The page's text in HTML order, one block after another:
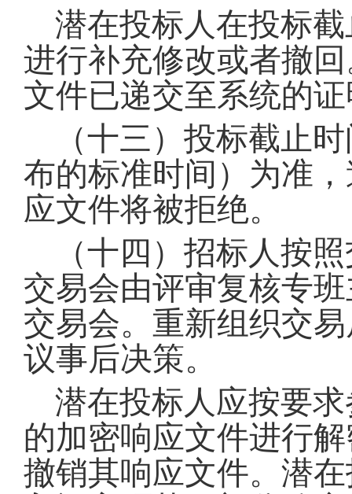
潜在投标人在投标
进行补充修改或者撤回
文件已递交至系统的
（十三）投标截止
布的标准时间）为准
应文件将被拒绝。
（十四）招标人按
交易会由评审复核专
交易会。 重新组织交
议事后决策。
潜在投标人应按要
的加密响应文件进行
撤销其响应文件。 潜